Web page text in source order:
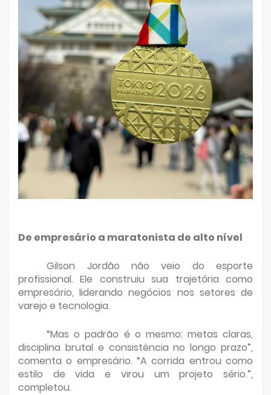
De empresário a maratonista de alto nível
Gilson Jordão não veio do esporte
profissional. Ele construiu sua trajetória como
empresário, liderando negócios nos setores de
varejo e tecnologia.
“Mas o padrão é o mesmo: metas claras,
disciplina brutal e consistência no longo prazo”,
comenta o empresário. “A corrida entrou como
estilo de vida e virou um projeto sério.”,
completou.